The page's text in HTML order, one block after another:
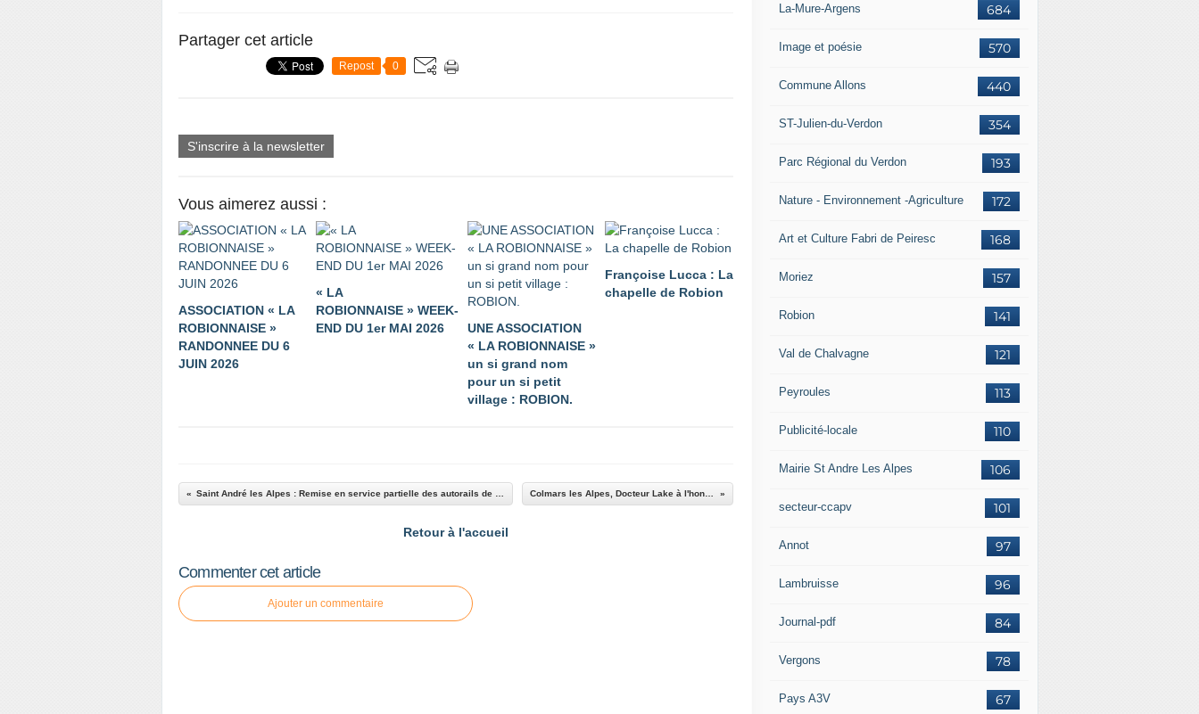
Partager cet article
Repost 0
S'inscrire à la newsletter
Vous aimerez aussi :
ASSOCIATION « LA
ROBIONNAISE »
RANDONNEE DU 6
JUIN 2026
« LA
ROBIONNAISE » WEEK-
END DU 1er MAI 2026
UNE ASSOCIATION
« LA ROBIONNAISE »
un si grand nom
pour un si petit
village : ROBION.
Françoise Lucca : La
chapelle de Robion
Colmars les Alpes, Docteur Lake à l'honneur
Retour à l'accueil
Commenter cet article
Ajouter un commentaire
684
La-Mure-Argens
570
Image et poésie
440
Commune Allons
354
ST-Julien-du-Verdon
193
Parc Régional du Verdon
172
Nature - Environnement -Agriculture
168
Art et Culture Fabri de Peiresc
157
Moriez
141
Robion
121
Val de Chalvagne
113
Peyroules
110
Publicité-locale
106
Mairie St Andre Les Alpes
101
secteur-ccapv
97
Annot
96
Lambruisse
84
Journal-pdf
78
Vergons
67
Pays A3V